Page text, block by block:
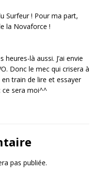
Surfeur ! Pour ma part,
la Novaforce !
heures-là aussi. J’ai envie
Donc le mec qui crisera à
train de lire et essayer
ce sera moi^^
pas publiée.